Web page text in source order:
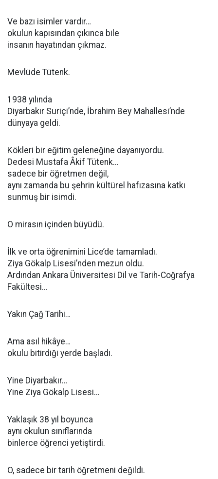
Ve bazı isimler vardır…
okulun kapısından çıkınca bile
insanın hayatından çıkmaz.
Mevlüde Tütenk.
1938 yılında
Diyarbakır Suriçi’nde, İbrahim Bey Mahallesi’nde
dünyaya geldi.
Kökleri bir eğitim geleneğine dayanıyordu.
Dedesi Mustafa Âkif Tütenk…
sadece bir öğretmen değil,
aynı zamanda bu şehrin kültürel hafızasına katkı
sunmuş bir isimdi.
O mirasın içinden büyüdü.
İlk ve orta öğrenimini Lice’de tamamladı.
Ziya Gökalp Lisesi’nden mezun oldu.
Ardından Ankara Üniversitesi Dil ve Tarih-Coğrafya
Fakültesi…
Yakın Çağ Tarihi…
Ama asıl hikâye…
okulu bitirdiği yerde başladı.
Yine Diyarbakır…
Yine Ziya Gökalp Lisesi…
Yaklaşık 38 yıl boyunca
aynı okulun sınıflarında
binlerce öğrenci yetiştirdi.
O, sadece bir tarih öğretmeni değildi.